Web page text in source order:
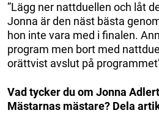
”Lägg ner nattduellen och låt
Jonna är den näst bästa
hon inte vara med i finalen.
program men bort med
orättvist avslut på
Vad tycker du om Jonna
Mästarnas mästare? Dela